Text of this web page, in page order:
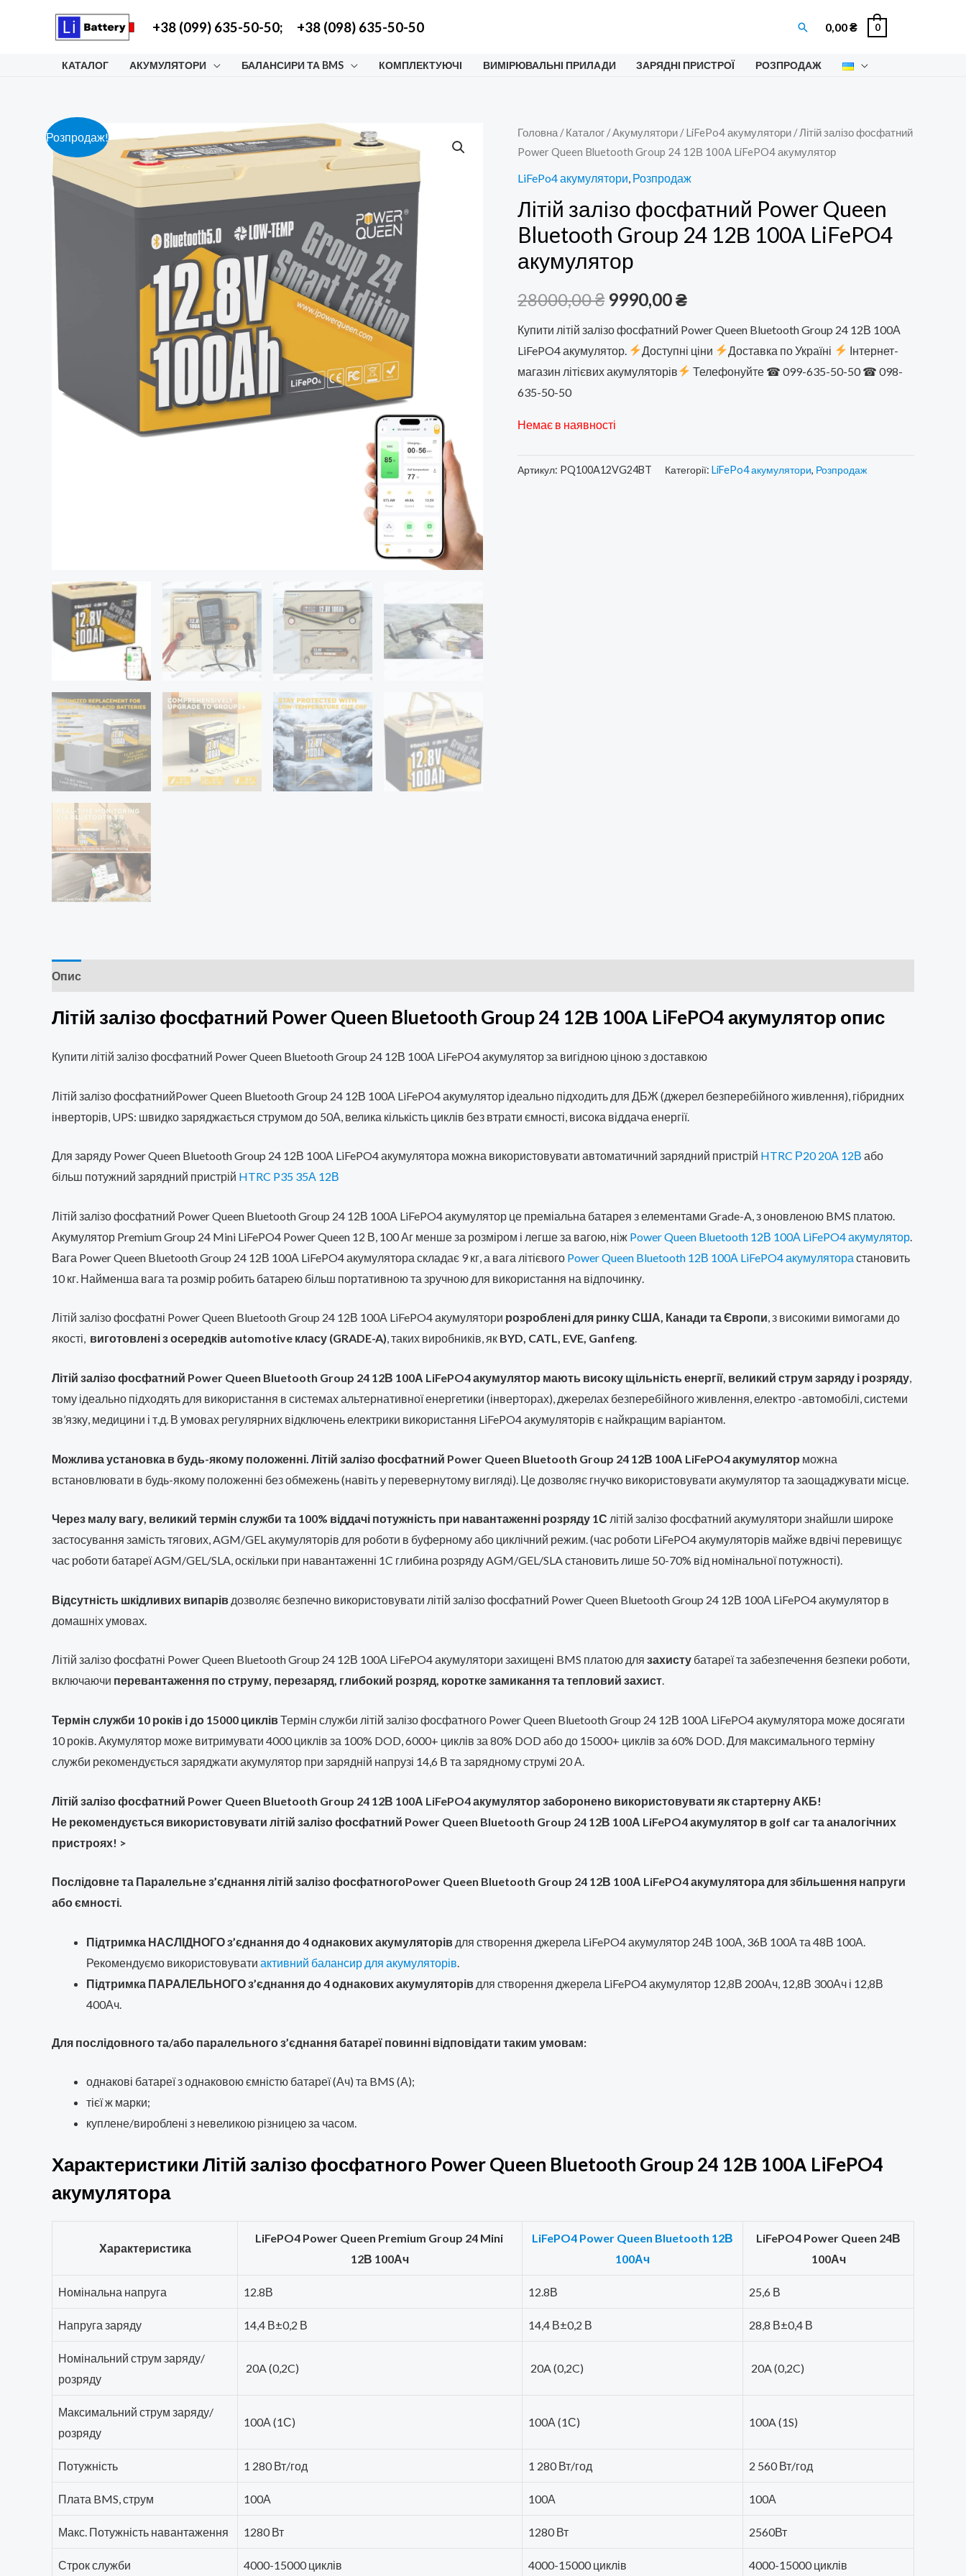
+38 (099) 635-50-50; +38 (098) 635-50-50 Пошук0,00₴ 0
КАТАЛОГ АКУМУЛЯТОРИ БАЛАНСИРИ ТА BMS КОМПЛЕКТУЮЧІ ВИМІРЮВАЛЬНІ ПРИЛАДИ ЗАРЯДНІ ПРИСТРОЇ РОЗПРОДАЖ
Розпродаж! Головна /Каталог /Акумулятори /LiFePo4 акумулятори / Літій залізо фосфатний
Power Queen Bluetooth Group 24 12В 100А LiFePO4 акумулятор
LiFePo4 акумулятори Розпродаж
Літій залізо фосфатний Power Queen
Bluetooth Group 24 12В 100А LiFePO4
акумулятор
28000,00₴ Оригінальна
ціна:
28000,00 ₴.
9990,00₴Поточна
ціна:
9990,00 ₴.
Купити літій залізо фосфатний Power Queen Bluetooth Group 24 12В 100А
LiFePO4 акумулятор.
Доступні ціни Доставка по Україні
Інтернет-
магазин літієвих акумуляторів
Телефонуйте ☎ 099-635-50-50 ☎ 098-
635-50-50
Немає в наявності
Артикул: PQ100A12VG24BT Категорії: LiFePo4 акумулятори, Розпродаж
Опис
Літій залізо фосфатний Power Queen Bluetooth Group 24 12В 100А LiFePO4 акумулятор опис
Купити літій залізо фосфатний Power Queen Bluetooth Group 24 12В 100А LiFePO4 акумуляторза вигідною ціною з доставкою
Літій залізо фосфатнийPower Queen Bluetooth Group 24 12В 100А LiFePO4 акумулятор ідеально підходить для ДБЖ (джерел безперебійного живлення), гібридних
інверторів, UPS: швидко заряджається струмом до 50А, велика кількість циклів без втрати ємності, висока віддача енергії.
Для заряду Power Queen Bluetooth Group 24 12В 100А LiFePO4 акумулятора можна використовувати автоматичний зарядний пристрій HTRC Р20 20А 12В або
більш потужний зарядний пристрій HTRC P35 35А 12В
Літій залізо фосфатний Power Queen Bluetooth Group 24 12В 100А LiFePO4 акумулятор це преміальна батарея з елементами Grade-A, з оновленою BMS платою.
Акумулятор Premium Group 24 Mini LiFePO4 Power Queen 12 В, 100 Аг менше за розміром і легше за вагою, ніж Power Queen Bluetooth 12В 100А LiFePO4 акумулятор
Вага Power Queen Bluetooth Group 24 12В 100А LiFePO4 акумулятора складає 9 кг, а вага літієвого Power Queen Bluetooth 12В 100А LiFePO4 акумулятора становить
10 кг. Найменша вага та розмір робить батарею більш портативною та зручною для використання на відпочинку.
Літій залізо фосфатні Power Queen Bluetooth Group 24 12В 100А LiFePO4 акумулятори розроблені для ринку США, Канади та Європи, з високими вимогами до
якості, виготовлені з осередків automotive класу (GRADE-A), таких виробників, як BYD, CATL, EVE, Ganfeng.
Літій залізо фосфатний Power Queen Bluetooth Group 24 12В 100А LiFePO4 акумулятор мають високу щільність енергії, великий струм заряду і розряду,
тому ідеально підходять для використання в системах альтернативної енергетики (інверторах), джерелах безперебійного живлення, електро -автомобілі, системи
зв’язку, медицини і т.д. В умовах регулярних відключень електрики використання LiFePO4 акумуляторів є найкращим варіантом.
Можлива установка в будь-якому положенні. Літій залізо фосфатний Power Queen Bluetooth Group 24 12В 100А LiFePO4 акумулятор можна
встановлювати в будь-якому положенні без обмежень (навіть у перевернутому вигляді). Це дозволяє гнучко використовувати акумулятор та заощаджувати місце.
Через малу вагу, великий термін служби та 100% віддачі потужність при навантаженні розряду 1С літій залізо фосфатний акумулятори знайшли широке
застосування замість тягових, AGM/GEL акумуляторів для роботи в буферному або циклічний режим. (час роботи LiFePO4 акумуляторів майже вдвічі перевищує
час роботи батареї AGM/GEL/SLA, оскільки при навантаженні 1C глибина розряду AGM/GEL/SLA становить лише 50-70% від номінальної потужності).
Відсутність шкідливих випарів дозволяє безпечно використовувати літій залізо фосфатний Power Queen Bluetooth Group 24 12В 100А LiFePO4 акумулятор в
домашніх умовах.
Літій залізо фосфатні Power Queen Bluetooth Group 24 12В 100А LiFePO4 акумулятори захищені BMS платою для захисту батареї та забезпечення безпеки роботи,
включаючи перевантаження по струму, перезаряд, глибокий розряд, коротке замикання та тепловий захист.
Термін служби 10 років і до 15000 циклівТермін служби літій залізо фосфатного Power Queen Bluetooth Group 24 12В 100А LiFePO4 акумулятора може досягати
10 років. Акумулятор може витримувати 4000 циклів за 100% DOD, 6000+ циклів за 80% DOD або до 15000+ циклів за 60% DOD. Для максимального терміну
служби рекомендується заряджати акумулятор при зарядній напрузі 14,6 В та зарядному струмі 20 А.
Літій залізо фосфатний Power Queen Bluetooth Group 24 12В 100А LiFePO4 акумулятор заборонено використовувати як стартерну АКБ!
Не рекомендується використовувати літій залізо фосфатний Power Queen Bluetooth Group 24 12В 100А LiFePO4 акумулятор в golf car та аналогічних
пристроях! >
Послідовне та Паралельне з’єднання літій залізо фосфатногоPower Queen Bluetooth Group 24 12В 100А LiFePO4 акумулятора для збільшення напруги
або ємності.
Підтримка НАСЛІДНОГО з’єднання до 4 однакових акумуляторів для створення джерела LiFePO4 акумулятор 24В 100А, 36В 100А та 48В 100А.
Рекомендуємо використовувати активний балансир для акумуляторів
Підтримка ПАРАЛЕЛЬНОГО з’єднання до 4 однакових акумуляторів для створення джерела LiFePO4 акумулятор 12,8В 200Ач, 12,8В 300Ач і 12,8В
400Ач.
Для послідовного та/або паралельного з’єднання батареї повинні відповідати таким умовам:
однакові батареї з однаковою ємністю батареї (Ач) та BMS (А);
тієї ж марки;
куплене/вироблені з невеликою різницею за часом.
Характеристики Літій залізо фосфатного Power Queen Bluetooth Group 24 12В 100А LiFePO4
акумулятора
Характеристика
LiFePO4 Power Queen Premium Group 24 Mini
12В 100Ач
LiFePO4 Power Queen Bluetooth 12В
100Ач
LiFePO4 Power Queen 24В
100Ач
Номінальна напруга 12.8В 12.8В 25,6 В
Напруга заряду 14,4 В±0,2 В 14,4 В±0,2 В 28,8 В±0,4 В
Номінальний струм заряду/
розряду
20A (0,2C) 20A (0,2C) 20A (0,2C)
Максимальний струм заряду/
розряду
100А (1С) 100А (1С) 100A (1S)
Потужність 1 280 Вт/год 1 280 Вт/год 2 560 Вт/год
Плата BMS, струм 100А 100А 100А
Макс. Потужність навантаження 1280 Вт 1280 Вт 2560Вт
Строк служби 4000-15000 циклів 4000-15000 циклів 4000-15000 циклів